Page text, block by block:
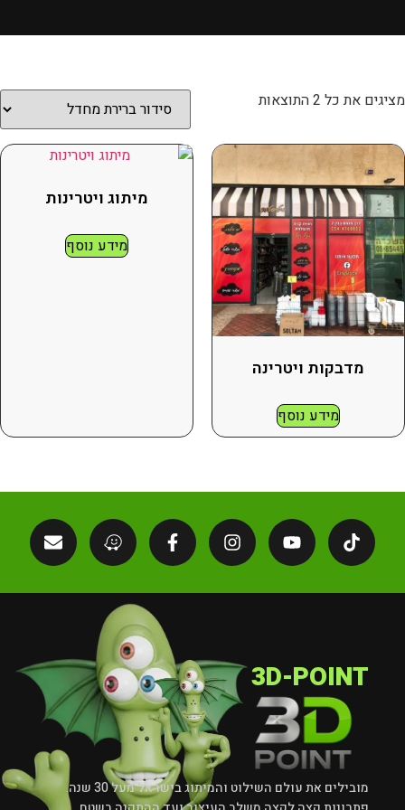
מציגים את כל ⁦2⁩ התוצאות
מדבקות ויטרינה
מידע נוסף
מיתוג ויטרינות
מידע נוסף
3D-POINT
מובילים את עולם השילוט והמיתוג בישראל מעל 30 שנה.